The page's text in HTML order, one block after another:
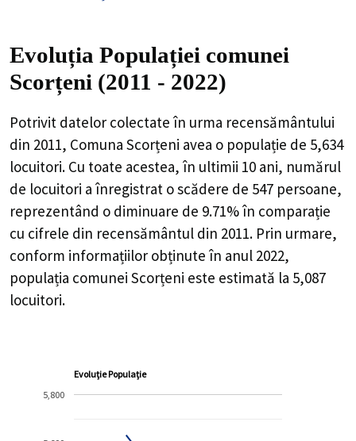
Evoluția Populației comunei
Scorțeni (2011 - 2022)
Potrivit datelor colectate în urma recensământului
din 2011, Comuna Scorțeni avea o populație de 5,634
locuitori. Cu toate acestea, în ultimii 10 ani, numărul
de locuitori a înregistrat oscădere de 547 persoane,
reprezentând o diminuare de 9.71%în comparație
cu cifrele din recensământul din 2011. Prin urmare,
conform informațiilor obținute în anul 2022,
populația comunei Scorțeni este estimată la 5,087
locuitori.
Evoluție Populație
5,800